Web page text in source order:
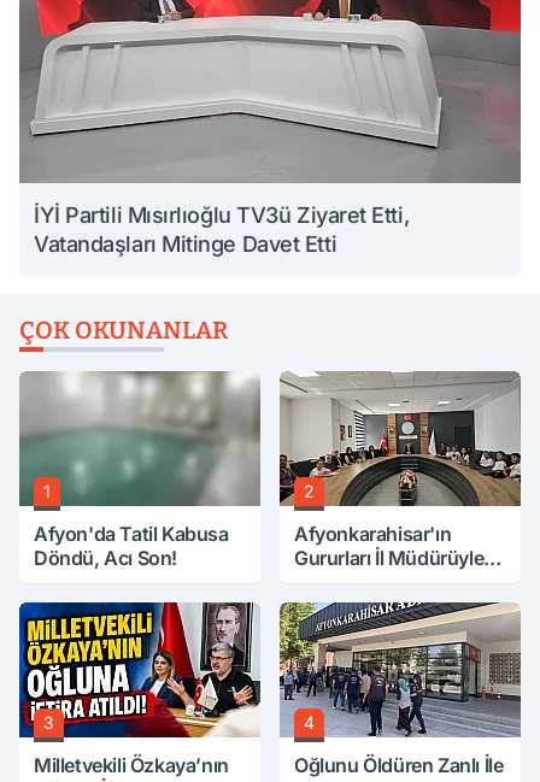
İYİ Partili Mısırlıoğlu TV3ü Ziyaret Etti,
Vatandaşları Mitinge Davet Etti
ÇOK OKUNANLAR
1
Afyon'da Tatil Kabusa
Döndü, Acı Son!
2
Afyonkarahisar'ın
Gururları İl Müdürüyle
3
Milletvekili Özkaya’nın
4
Oğlunu Öldüren Zanlı İle